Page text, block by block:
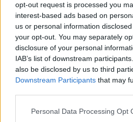
opt-out request is processed you
interest-based ads based on
us or personal information
your opt-out. You may separately
disclosure of your personal
IAB’s list of downstream
also be disclosed by us to third
Downstream Participants that may
Personal Data Processing Opt
Faleceu o empresário do
Café Rio Côa, popularmente
conhecido como o “João do
Côa”
Artigos Relacionados